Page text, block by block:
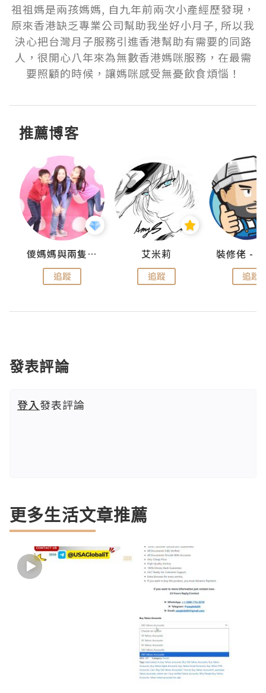
祖祖媽是兩孩媽媽, 自九年前兩次小產經歷發現，
原來香港缺乏專業公司幫助我坐好小月子, 所以我
決心把台灣月子服務引進香港幫助有需要的同路
人，很開心八年來為無數香港媽咪服務，在最需
要照顧的時候，讓媽咪感受無憂飲食煩惱！
推薦博客
儍媽媽與兩隻小魔怪之家
追蹤
艾米莉
追蹤 追蹤
發表評論
登入發表評論
更多生活文章推薦